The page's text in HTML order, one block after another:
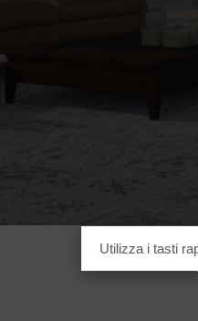
Utilizza i tasti